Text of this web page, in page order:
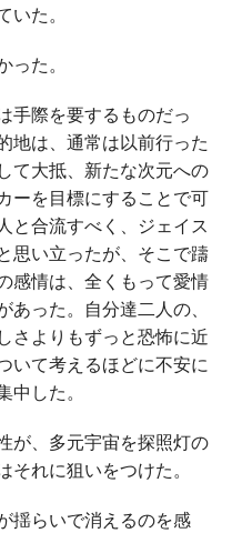
た。
た。
手際を要するものだっ
地は、通常は以前行った
て大抵、新たな次元への
ーを目標にすることで可
と合流すべく、ジェイス
思い立ったが、そこで躊
感情は、全くもって愛情
った。自分達二人の、
さよりもずっと恐怖に近
いて考えるほどに不安に
した。
が、多元宇宙を探照灯の
れに狙いをつけた。
揺らいで消えるのを感